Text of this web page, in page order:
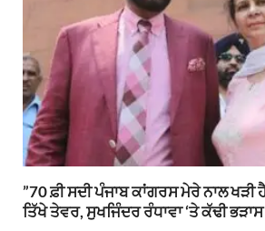
”70 ਫ਼ੀ ਸਦੀ ਪੰਜਾਬ ਕਾਂਗਰਸ ਮੇਰੇ ਨਾਲ ਖੜੀ
ਤਿੱਖੇ ਤੇਵਰ, ਸੁਖਜਿੰਦਰ ਰੰਧਾਵਾ ‘ਤੇ ਕੱਢੀ ਭੜਾਸ